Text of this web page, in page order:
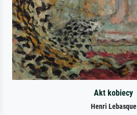
Akt kobiecy
Henri Lebasque